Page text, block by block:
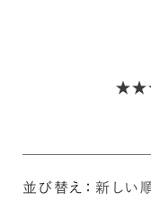
並び替え：